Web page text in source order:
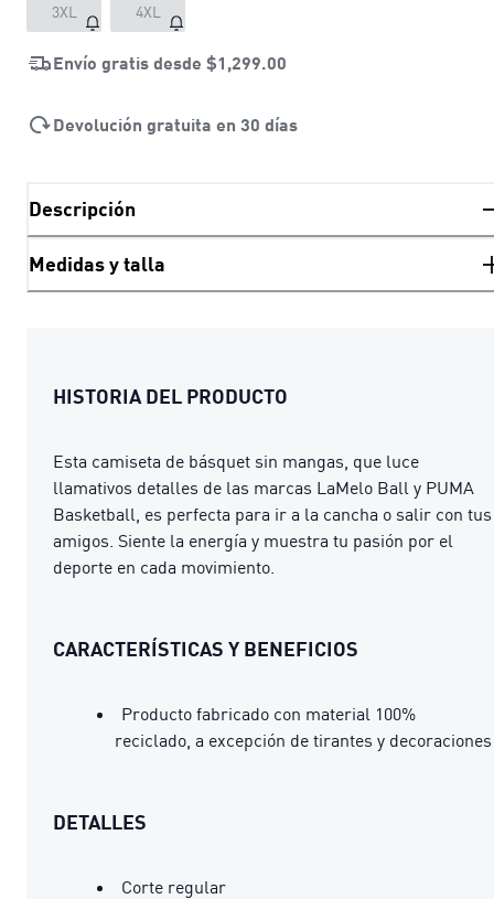
3XL 4XL
Envío gratis desde $1,299.00
Devolución gratuita en 30 días
Descripción
Medidas y talla
HISTORIA DEL PRODUCTO
Esta camiseta de básquet sin mangas, que luce
llamativos detalles de las marcas LaMelo Ball y PUMA
Basketball, es perfecta para ir a la cancha o salir con tus
amigos. Siente la energía y muestra tu pasión por el
deporte en cada movimiento.
CARACTERÍSTICAS Y BENEFICIOS
Producto fabricado con material 100%
reciclado, a excepción de tirantes y decoraciones
DETALLES
Corte regular